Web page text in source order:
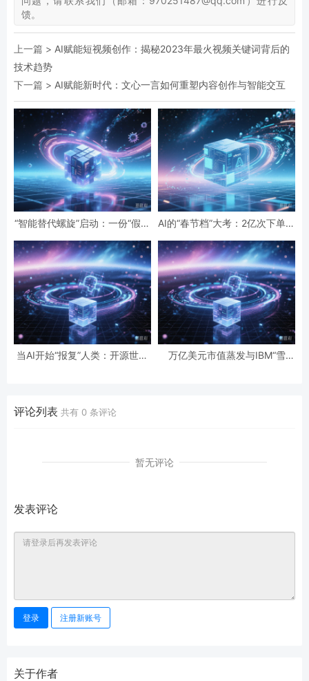
馈。
上一篇 > AI赋能短视频创作：揭秘2023年最火视频关键词背后的
技术趋势
下一篇 > AI赋能新时代：文心一言如何重塑内容创作与智能交互
“智能替代螺旋”启动：一份“假设
经济通缩
AI的“春节档”大考：2亿次下单与
数据红利与隐忧
当AI开始“报复”人类：开源世界
万亿美元市值蒸发与IBM“雪
评论列表 共有 0 条评论
暂无评论
发表评论
登录 注册新账号
关于作者